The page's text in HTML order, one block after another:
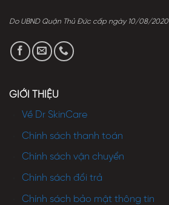
Do UBND Quận Thủ Đức cấp ngày 10/08/2020
GIỚI THIỆU
Về Dr SkinCare
Chính sách thanh toán
Chính sách vận chuyển
Chính sách đổi trả
Chính sách bảo mật thông tin